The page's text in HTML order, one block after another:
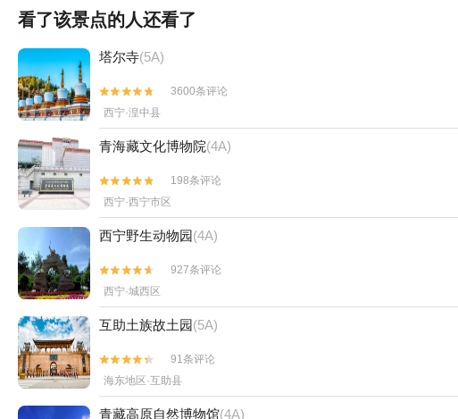
看了该景点的人还看了
塔尔寺(5A)


3600条评论
西宁·湟中县
青海藏文化博物院(4A)


198条评论
西宁·西宁市区
西宁野生动物园(4A)


927条评论
西宁·城西区
互助土族故土园(5A)


91条评论
海东地区·互助县
青藏高原自然博物馆(4A)